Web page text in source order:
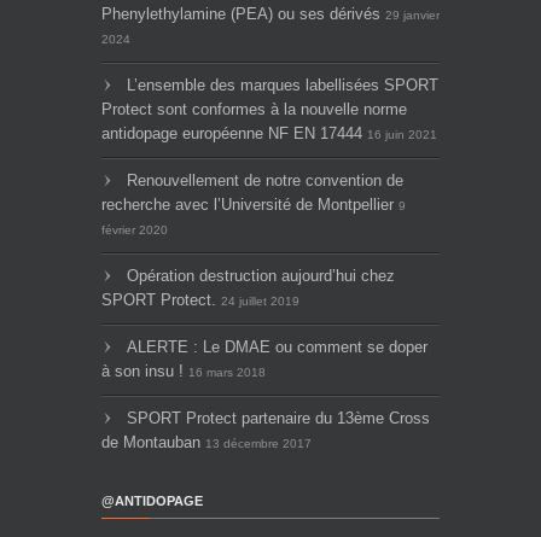
Phenylethylamine (PEA) ou ses dérivés 29 janvier
2024
L’ensemble des marques labellisées SPORT
Protect sont conformes à la nouvelle norme
antidopage européenne NF EN 17444 16 juin 2021
Renouvellement de notre convention de
recherche avec l’Université de Montpellier 9
février 2020
Opération destruction aujourd’hui chez
SPORT Protect.
24 juillet 2019
ALERTE : Le DMAE ou comment se doper
à son insu ! 16 mars 2018
SPORT Protect partenaire du 13ème Cross
de Montauban 13 décembre 2017
@ANTIDOPAGE